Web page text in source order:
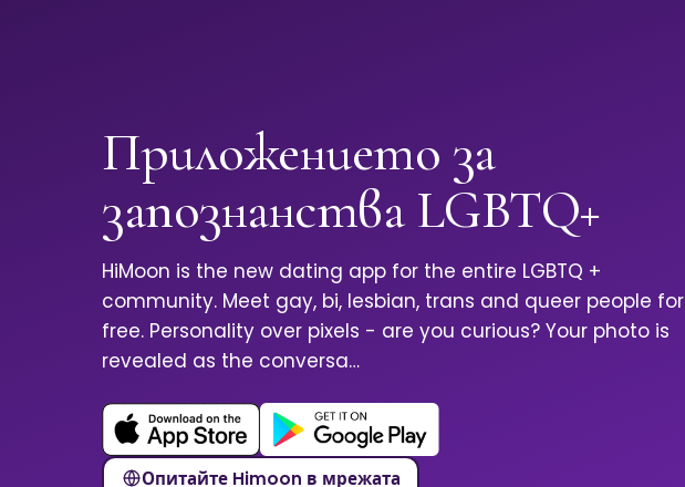
Приложението за
запознанства LGBTQ+
HiMoon is the new dating app for the entire LGBTQ +
community. Meet gay, bi, lesbian, trans and queer people for
free. Personality over pixels - are you curious? Your photo is
revealed as the conversa…
Опитайте Himoon в мрежата